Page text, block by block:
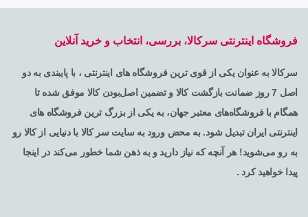
فروشگاه اینترنتی سرکالا، بررسی، انتخاب و خرید آنلاین
سرکالا به عنوان یکی از قوی ترین فروشگاه های اینترنتی ، با پایبندی به دو
اصل 7 روز ضمانت بازگشت کالا و تضمین اصل‌بودن کالا موفق شده تا
همگام با فروشگاه‌های معتبر جهان، به یکی از بزرگ ترین فروشگاه های
اینترنتی ایران تبدیل شود. به محض ورود به سایت سر کالا با دنیایی از کالا رو
به رو می‌شوید! هر آنچه که نیاز دارید و به ذهن شما خطور می‌کند در اینجا
پیدا خواهید کرد .